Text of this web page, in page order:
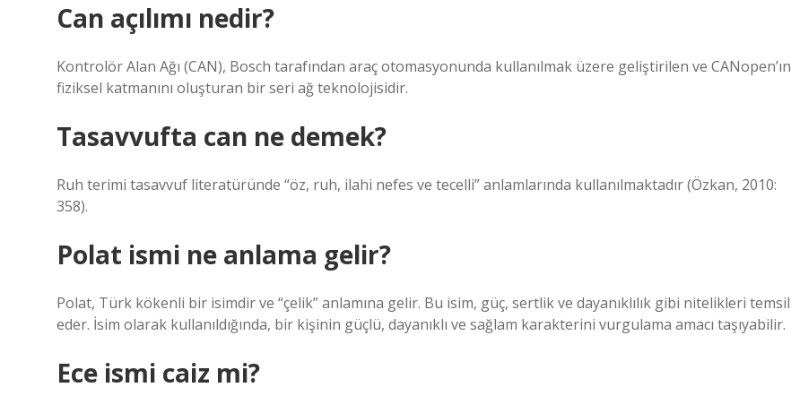
Can açılımı nedir?
Kontrolör Alan Ağı (CAN), Bosch tarafından araç otomasyonunda kullanılmak üzere geliştirilen ve CANopen’ın
fiziksel katmanını oluşturan bir seri ağ teknolojisidir.
Tasavvufta can ne demek?
Ruh terimi tasavvuf literatüründe “öz, ruh, ilahi nefes ve tecelli” anlamlarında kullanılmaktadır (Özkan, 2010:
358).
Polat ismi ne anlama gelir?
Polat, Türk kökenli bir isimdir ve “çelik” anlamına gelir. Bu isim, güç, sertlik ve dayanıklılık gibi nitelikleri temsil
eder. İsim olarak kullanıldığında, bir kişinin güçlü, dayanıklı ve sağlam karakterini vurgulama amacı taşıyabilir.
Ece ismi caiz mi?